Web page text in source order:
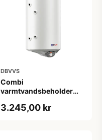
DBVVS
Combi
varmtvandsbeholder
spiral
3.245,00 kr